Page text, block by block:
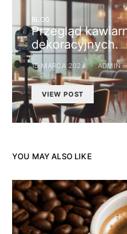
BLOG
Przegląd
dekoracyjnych.
15 MARCA 2024 ADMIN
VIEW POST
YOU MAY ALSO LIKE